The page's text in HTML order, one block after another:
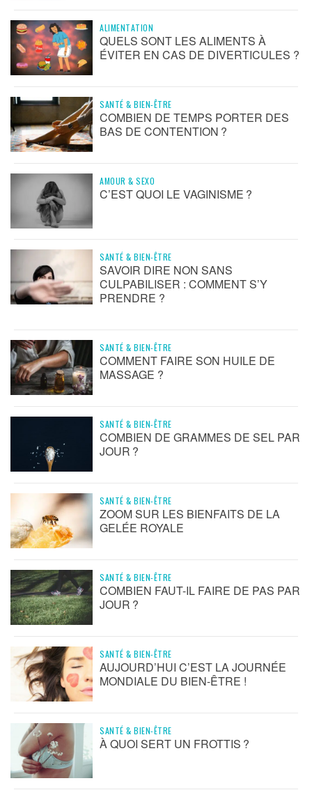
ALIMENTATION
QUELS SONT LES ALIMENTS À
ÉVITER EN CAS DE DIVERTICULES ?
SANTÉ & BIEN-ÊTRE
COMBIEN DE TEMPS PORTER DES
BAS DE CONTENTION ?
AMOUR & SEXO
C’EST QUOI LE VAGINISME ?
SANTÉ & BIEN-ÊTRE
SAVOIR DIRE NON SANS
CULPABILISER : COMMENT S’Y
PRENDRE ?
SANTÉ & BIEN-ÊTRE
COMMENT FAIRE SON HUILE DE
MASSAGE ?
SANTÉ & BIEN-ÊTRE
COMBIEN DE GRAMMES DE SEL PAR
JOUR ?
SANTÉ & BIEN-ÊTRE
ZOOM SUR LES BIENFAITS DE LA
GELÉE ROYALE
SANTÉ & BIEN-ÊTRE
COMBIEN FAUT-IL FAIRE DE PAS PAR
JOUR ?
SANTÉ & BIEN-ÊTRE
AUJOURD’HUI C’EST LA JOURNÉE
MONDIALE DU BIEN-ÊTRE !
SANTÉ & BIEN-ÊTRE
À QUOI SERT UN FROTTIS ?